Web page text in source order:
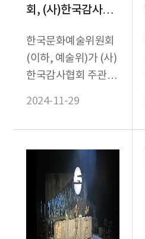
회, (사)한국감사협
치실현기관상』우
수상 선정
한국문화예술위원회
(이하, 예술위)가 (사)
한국감사협회 주관
을 수상하며, 투명하
2024-11-29